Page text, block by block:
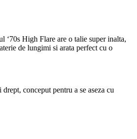
‘70s High Flare are o talie super inalta,
de lungimi si arata perfect cu o
conceput pentru a se aseza cu